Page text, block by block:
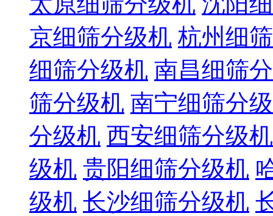
京细筛分级机 杭州细
细筛分级机 南昌细筛
筛分级机 南宁细筛分
分级机 西安细筛分级机
级机 贵阳细筛分级机
级机 长沙细筛分级机